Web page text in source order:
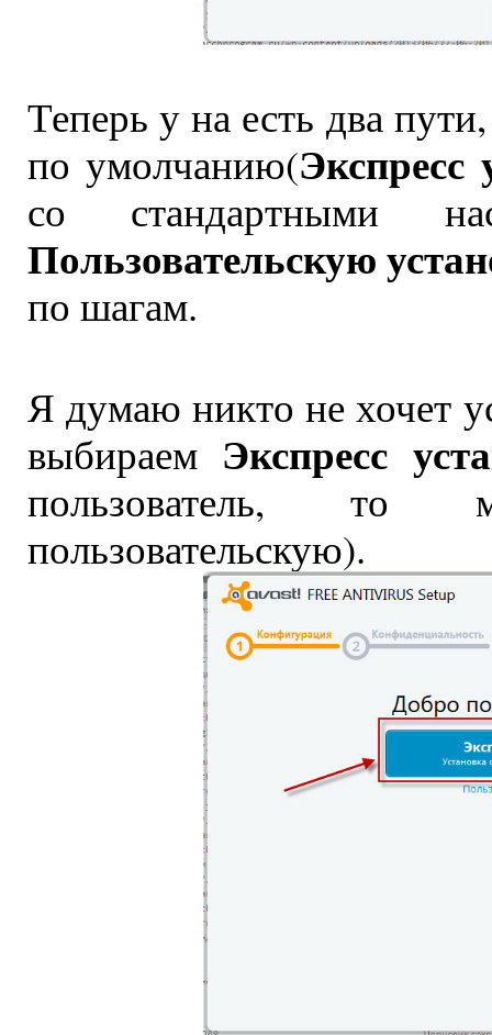
Теперь у на есть два
по умолчанию(Экспресс
со стандартными
Пользовательскую
по шагам.
Я думаю никто не хочет
выбираем Экспресс
пользователь, то
пользовательскую).